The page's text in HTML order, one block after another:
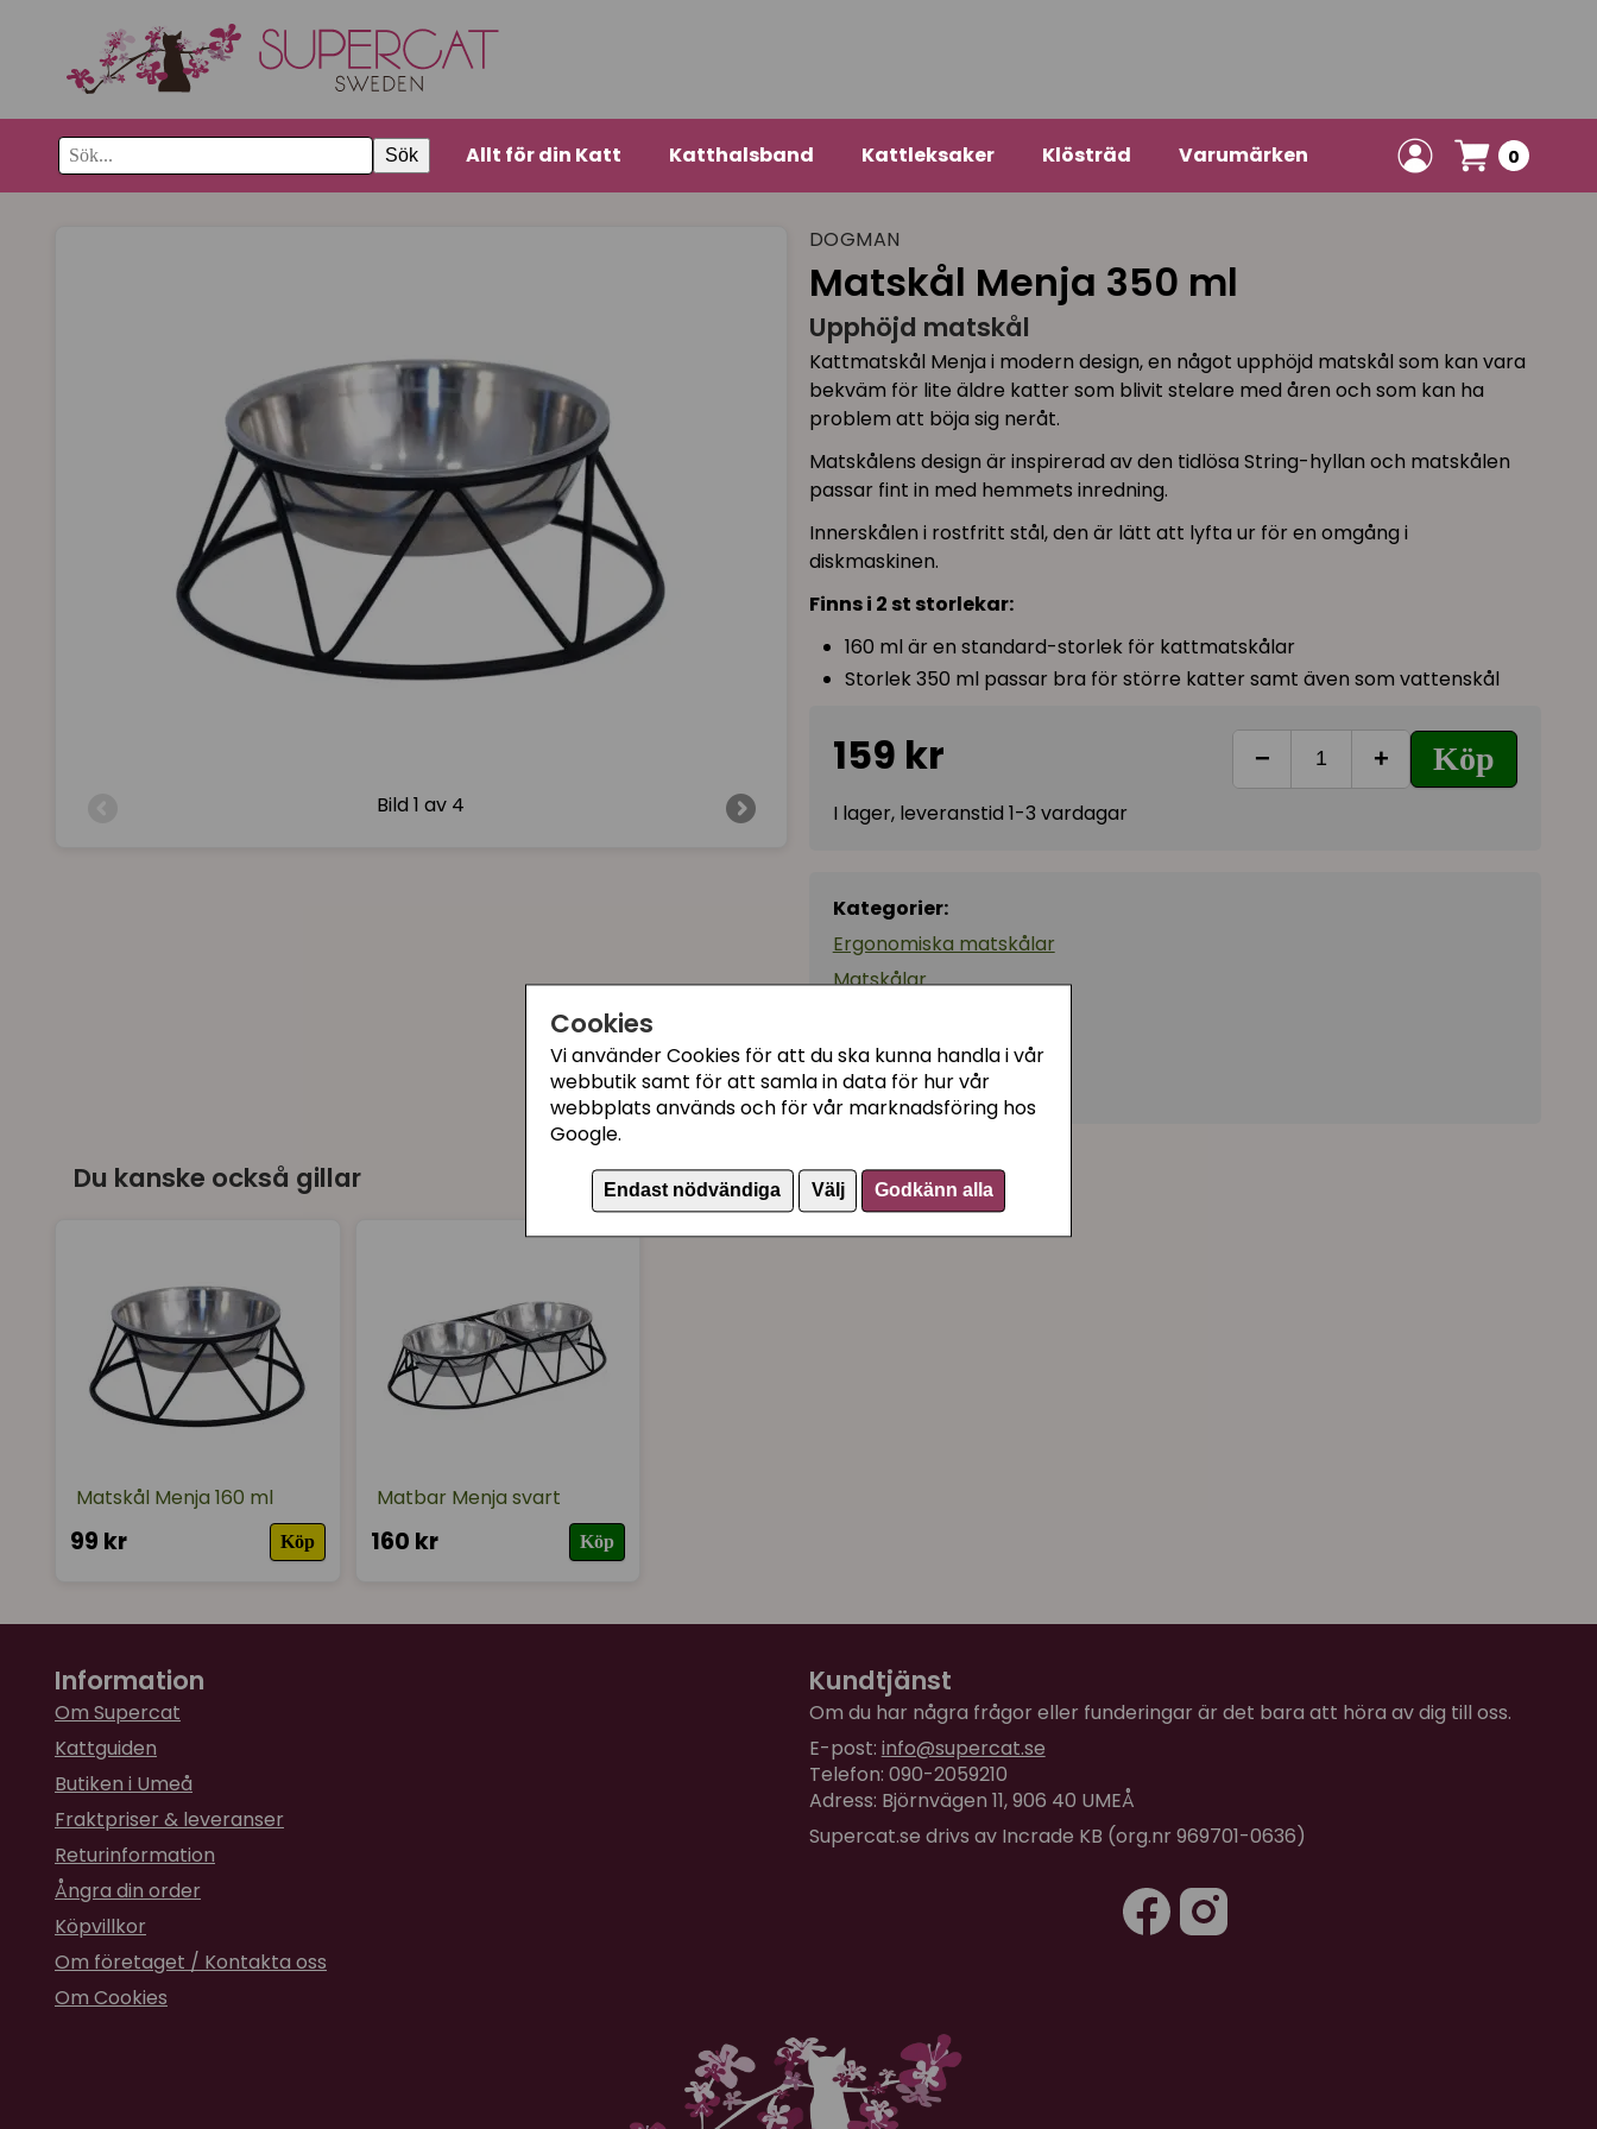
Cookies
Vi använder Cookies för att du ska kunna handla i vår
webbutik samt för att samla in data för hur vår
webbplats används och för vår marknadsföring hos
Google.
Endast nödvändiga Välj Godkänn alla
Sök Allt för din Katt Katthalsband Kattleksaker Klösträd Varumärken 0
Bild1 av 4
DOGMAN
Matskål Menja 350 ml
Upphöjd matskål
Kattmatskål Menja i modern design, en något upphöjd matskål som kan vara
bekväm för lite äldre katter som blivit stelare med åren och som kan ha
problem att böja sig neråt.
Matskålens design är inspirerad av den tidlösa String-hyllan och matskålen
passar fint in med hemmets inredning.
Innerskålen i rostfritt stål, den är lätt att lyfta ur för en omgång i
diskmaskinen.
Finns i 2 st storlekar:
160 ml är en standard-storlek för kattmatskålar
Storlek 350 ml passar bra för större katter samt även som vattenskål
159 kr − + Köp
I lager, leveranstid 1-3 vardagar
Kategorier:
Ergonomiska matskålar
Matskålar
Till seniorkatten
Artikelnummer:
Du kanske också gillar
Matskål Menja 160 ml
99 kr Köp
Matbar Menja svart
160 kr Köp
Information
Om Supercat
Kattguiden
Butiken i Umeå
Fraktpriser & leveranser
Returinformation
Ångra din order
Köpvillkor
Om företaget / Kontakta oss
Om Cookies
Kundtjänst
Om du har några frågor eller funderingar är det bara att höra av dig till oss.
E-post: info@supercat.se
Telefon: 090-2059210
Adress: Björnvägen 11, 906 40 UMEÅ
Supercat.se drivs av Incrade KB (org.nr 969701-0636)